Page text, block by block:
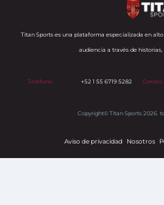
Titan Sports es una plataforma especializada en
audiencia a través de
Teléfono: +52 1 55 6719 5282 Correo:
Copyright© Titan Sports 2026.
Aviso de privacidad Nosotros